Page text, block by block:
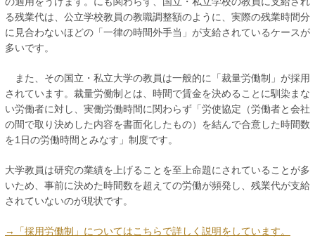
る残業代は、公立学校教員の教職調整額のように、実際の残業時間分
に見合わないほどの「一律の時間外手当」が支給されているケースが
多いです。
また、その国立・私立大学の教員は一般的に「裁量労働制」が採用
されています。裁量労働制とは、時間で賃金を決めることに馴染まな
い労働者に対し、実働労働時間に関わらず「労使協定（労働者と会社
の間で取り決めした内容を書面化したもの）を結んで合意した時間数
を1日の労働時間とみなす」制度です。
大学教員は研究の業績を上げることを至上命題にされていることが多
いため、事前に決めた時間数を超えての労働が頻発し、残業代が支給
されていないのが現状です。
→「採用労働制」についてはこちらで詳しく説明をしています。